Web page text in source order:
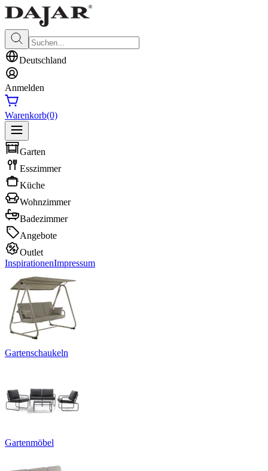
Deutschland
Anmelden
Warenkorb(0)
Garten
Esszimmer
Küche
Wohnzimmer
Badezimmer
Angebote
Outlet
InspirationenImpressum
Gartenschaukeln
Gartenmöbel